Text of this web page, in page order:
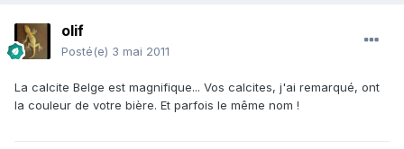
olif
Posté(e) 3 mai 2011
La calcite Belge est magnifique... Vos calcites, j'ai remarqué, ont
la couleur de votre bière. Et parfois le même nom !